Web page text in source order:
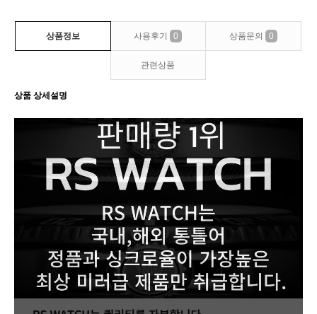
상품정보 사용후기 0 상품문의 0
관련상품
상품 상세설명